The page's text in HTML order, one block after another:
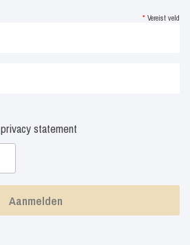
* Vereist veld
privacy statement